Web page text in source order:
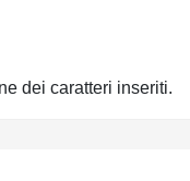
dei caratteri inseriti.